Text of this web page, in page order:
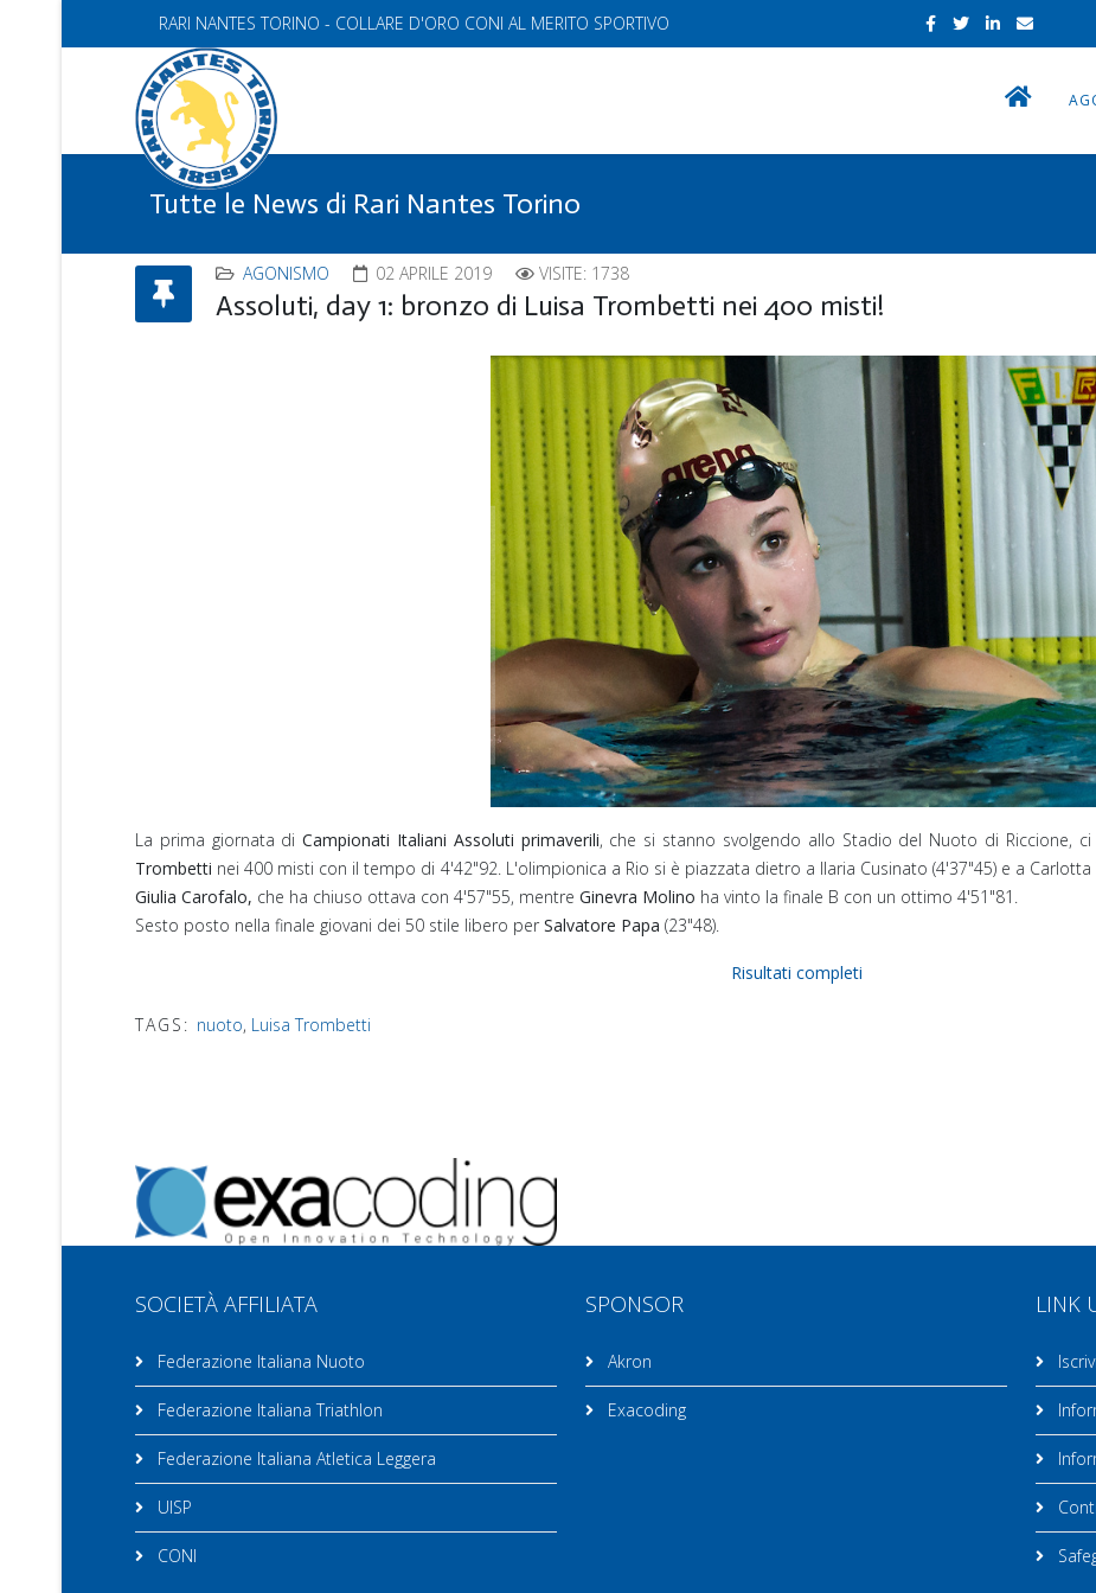
RARI NANTES TORINO - COLLARE D'ORO CONI AL MERITO SPORTIVO
Tutte le News di Rari Nantes Torino
AGONISMO 02 APRILE 2019 VISITE: 1738
Assoluti, day 1: bronzo di Luisa Trombetti nei 400 misti!
La prima giornata diCampionati Italiani Assoluti primaverili, che si stanno svolgendo allo Stadio del Nuoto di Riccione,
Trombetti nei 400 misti con il tempo di 4'42"92. L'olimpionica a Rio si è piazzata dietro a Ilaria Cusinato (4'37"45) e a Carlotta
Giulia Carofalo, che ha chiuso ottava con 4'57"55, mentre Ginevra Molino ha vinto la finale B con un ottimo 4'51"81.
Sesto posto nella finale giovani dei 50 stile libero per Salvatore Papa (23"48).
Risultati completi
TAGS: nuoto, Luisa Trombetti
SOCIETÀ AFFILIATA
Federazione Italiana Nuoto
Federazione Italiana Triathlon
Federazione Italiana Atletica Leggera
UISP
CONI
SPONSOR
Akron
Exacoding
LINK